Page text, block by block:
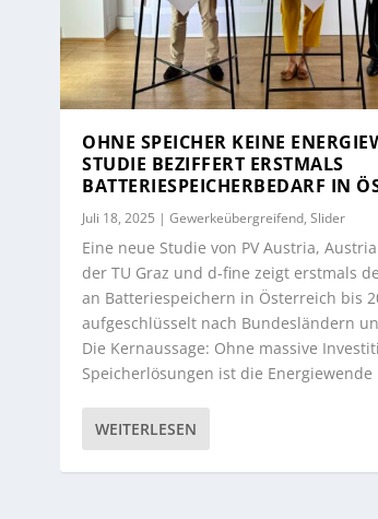
OHNE SPEICHER KEINE
STUDIE BEZIFFERT ERSTMALS
BATTERIESPEICHERBEDARF IN
Juli 18, 2025 |Gewerkeübergreifend,Slider
Eine neue Studie von PV Austria,
der TU Graz und d-fine zeigt erstmals
an Batteriespeichern in Österreich bis
aufgeschlüsselt nach Bundesländern
Die Kernaussage: Ohne massive
Speicherlösungen ist die
WEITERLESEN